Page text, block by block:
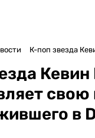
К-поп звезда
Кевин
в